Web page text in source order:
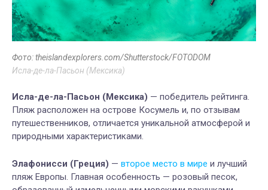
Фото: theislandexplorers.com/Shutterstock/FOTODOM
Исла-де-ла-Пасьон (Мексика)
Исла-де-ла-Пасьон (Мексика) — победитель рейтинга.
Пляж расположен на острове Косумель и, по отзывам
путешественников, отличается уникальной атмосферой и
природными характеристиками.
Элафонисси (Греция) — второе место в мире и лучший
пляж Европы. Главная особенность — розовый песок,